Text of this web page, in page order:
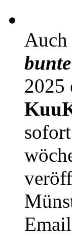
2025